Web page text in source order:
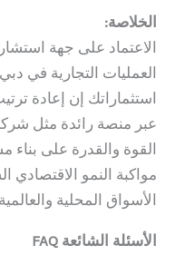
الخلاصة:
الاعتماد على جهة
العمليات التجارية في
استثماراتك إن إعادة
عبر منصة رائدة مثل
القوة والقدرة على
مواكبة النمو الاقتصادي
الأسواق المحلية
الأسئلة الشائعة FAQ